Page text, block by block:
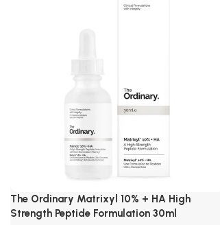
The Ordinary Matrixyl 10% + HA High
Strength Peptide Formulation 30ml